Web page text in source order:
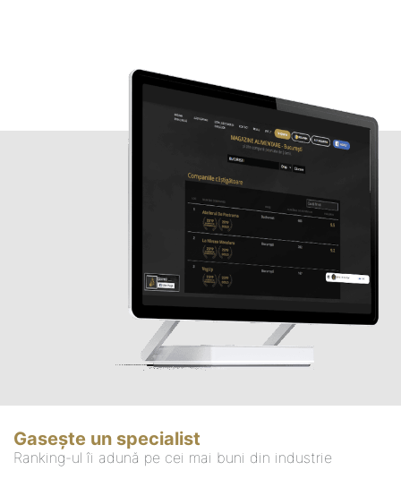
Gasește un specialist
Ranking-ul îi adună pe cei mai buni din industrie